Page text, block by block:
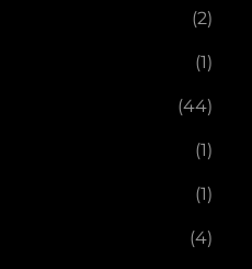
(2)
(1)
(44)
(1)
(1)
(4)